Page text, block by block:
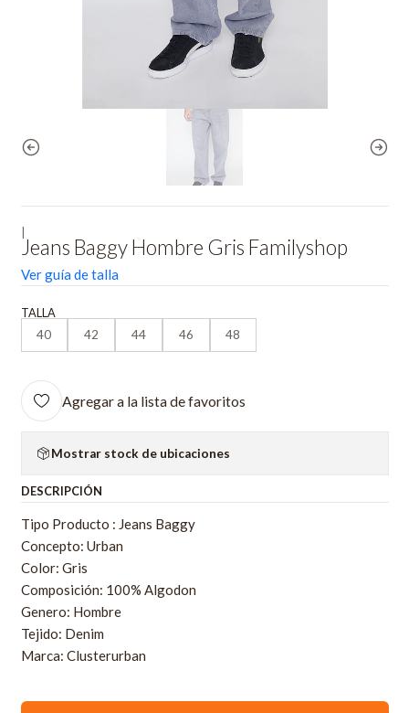
Jeans Baggy Hombre Gris Familyshop
Ver guía de talla
TALLA
40
42 44 46 48
Agregar a la lista de favoritos
Mostrar stock de ubicaciones
DESCRIPCIÓN
Tipo Producto : Jeans Baggy
Concepto: Urban
Color: Gris
Composición: 100% Algodon
Genero: Hombre
Tejido: Denim
Marca: Clusterurban